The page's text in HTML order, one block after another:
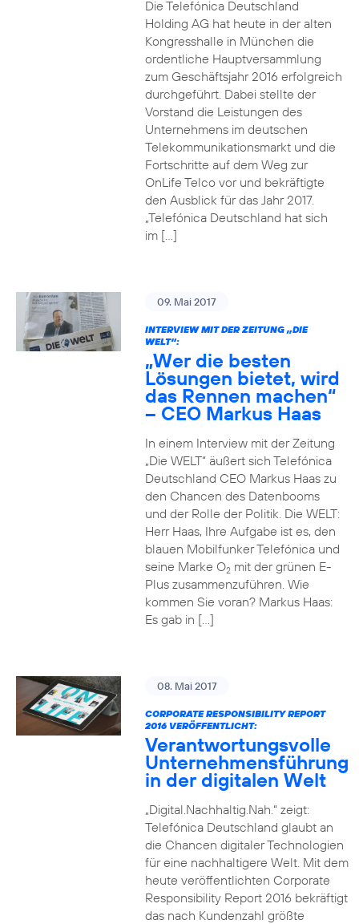
Die Telefónica Deutschland
Holding AG hat heute in der alten
Kongresshalle in München die
ordentliche Hauptversammlung
zum Geschäftsjahr 2016 erfolgreich
durchgeführt. Dabei stellte der
Vorstand die Leistungen des
Unternehmens im deutschen
Telekommunikationsmarkt und die
Fortschritte auf dem Weg zur
OnLife Telco vor und bekräftigte
den Ausblick für das Jahr 2017.
„Telefónica Deutschland hat sich
im […]
09. Mai 2017
INTERVIEW MIT DER ZEITUNG „DIE
WELT“:
„Wer die besten
Lösungen bietet, wird
das Rennen machen“
– CEO Markus Haas
In einem Interview mit der Zeitung
„Die WELT“ äußert sich Telefónica
Deutschland CEO Markus Haas zu
den Chancen des Datenbooms
und der Rolle der Politik. Die WELT:
Herr Haas, Ihre Aufgabe ist es, den
blauen Mobilfunker Telefónica und
seine Marke O2mit der grünen E-
Plus zusammenzuführen. Wie
kommen Sie voran? Markus Haas:
Es gab in […]
08. Mai 2017
CORPORATE RESPONSIBILITY REPORT
2016 VERÖFFENTLICHT:
Verantwortungsvolle
Unternehmensführung
in der digitalen Welt
„Digital.Nachhaltig.Nah.“ zeigt:
Telefónica Deutschland glaubt an
die Chancen digitaler Technologien
für eine nachhaltigere Welt. Mit dem
heute veröffentlichten Corporate
Responsibility Report 2016 bekräftigt
das nach Kundenzahl größte